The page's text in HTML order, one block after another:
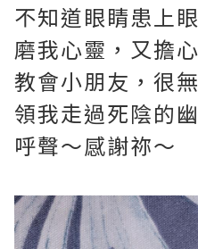
不知道眼睛患上
磨我心靈，又擔
教會小朋友，很
領我走過死陰的
呼聲～感謝祢～